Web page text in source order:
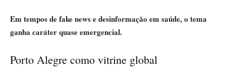
Em tempos de fake news e desinformação em saúde, o tema
ganha caráter quase emergencial.
Porto Alegre como vitrine global